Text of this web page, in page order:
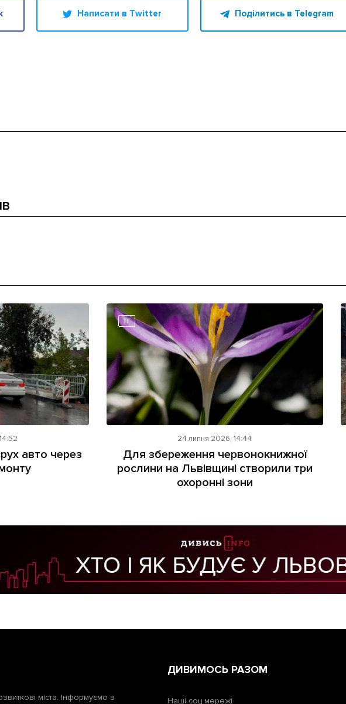
Написати в Twitter Поділитись в Telegram
авто через
ТГ
24 липня 2026, 14:44
Для збереження червонокнижної
рослини на Львівщині створили три
охоронні зони
міста. Інформуємо з
ДИВИМОСЬ РАЗОМ
Наші соц мережі